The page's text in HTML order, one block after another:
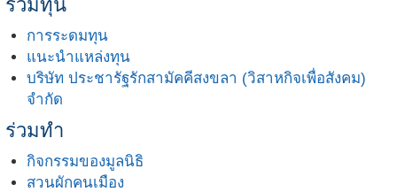
ร่วมทุน
การระดมทุน
แนะนำแหล่งทุน
บริษัท ประชารัฐรักสามัคคีสงขลา (วิสาหกิจเพื่อสังคม)
จำกัด
ร่วมทำ
กิจกรรมของมูลนิธิ
สวนผักคนเมือง